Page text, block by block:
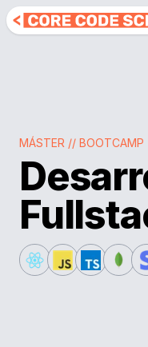
MÁSTER // BOOTCAMP
React Javascript